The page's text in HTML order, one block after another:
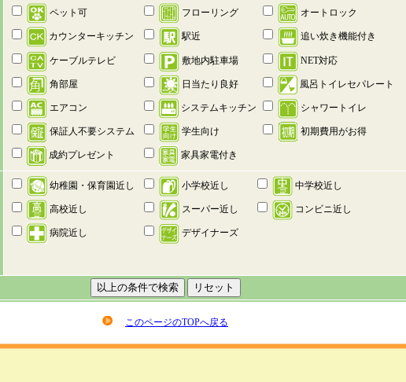
ペット可 フローリング オートロック
カウンターキッチン 駅近 追い炊き機能付き
ケーブルテレビ 敷地内駐車場 NET対応
角部屋 日当たり良好 風呂トイレセパレート
エアコン システムキッチン シャワートイレ
保証人不要システム 学生向け 初期費用がお得
成約プレゼント 家具家電付き
幼稚園・保育園近し 小学校近し 中学校近し
高校近し スーパー近し コンビニ近し
病院近し デザイナーズ
このページのTOPへ戻る